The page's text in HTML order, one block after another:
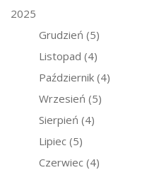
2025
Grudzień (5)
Listopad (4)
Październik (4)
Wrzesień (5)
Sierpień (4)
Lipiec (5)
Czerwiec (4)